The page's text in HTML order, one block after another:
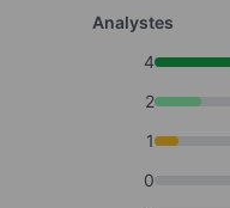
Analystes
4
2
1
0